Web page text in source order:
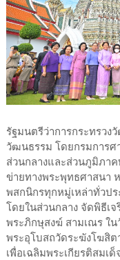
รัฐมนตรีว่าการกระทรวง
วัฒนธรรม โดยกรมการศ
ส่วนกลางและส่วนภูมิภา
ข่ายทางพระพุทธศาสนา
พสกนิกรทุกหมู่เหล่าทั่วป
โดยในส่วนกลาง จัดพิธี
พระภิกษุสงฆ์ สามเณร ใน
พระอุโบสถวัดระฆังโฆสิต
เพื่อเฉลิมพระเกียรติสมเ